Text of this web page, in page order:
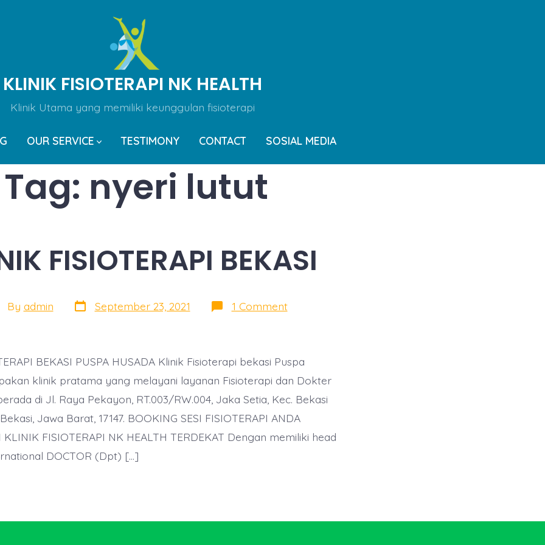
KLINIK FISIOTERAPI NK HEALTH
Klinik Utama yang memiliki keunggulan fisioterapi
OUR SERVICE TESTIMONY CONTACT SOSIAL MEDIA
Tag: nyeri lutut
FISIOTERAPI BEKASI
By admin Post
date
September 23, 2021 1 Commenton
KLINIK
BEKASI PUSPA HUSADA Klinik Fisioterapi bekasi Puspa
klinik pratama yang melayani layanan Fisioterapi dan Dokter
di Jl. Raya Pekayon, RT.003/RW.004, Jaka Setia, Kec. Bekasi
Jawa Barat, 17147. BOOKING SESI FISIOTERAPI ANDA
KLINIK FISIOTERAPI NK HEALTH TERDEKAT Dengan memiliki head
DOCTOR (Dpt) […]